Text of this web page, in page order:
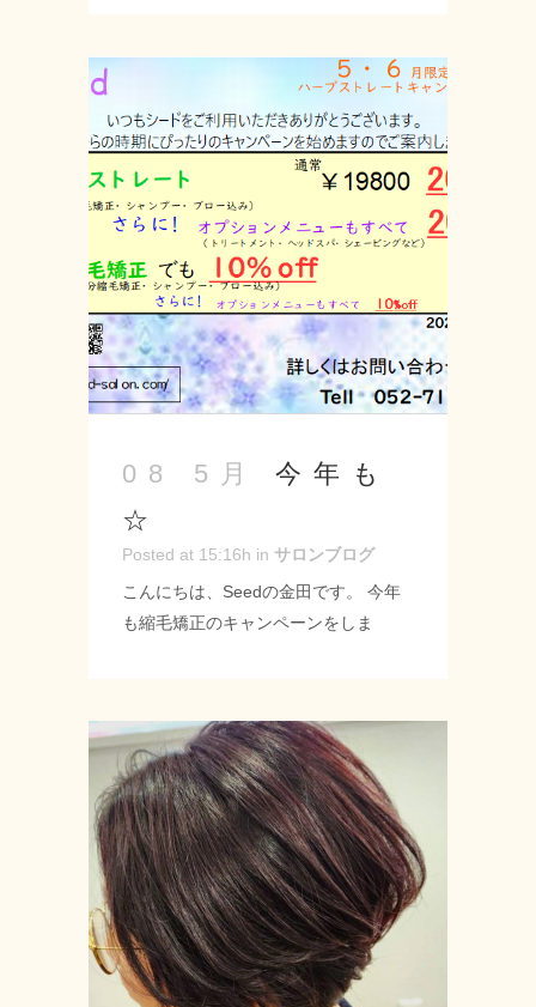
できます☆ スーッとするシャンプーが
苦手な方はいつもどおりのシャンプー
でもできます！！ これからの時期にお
すすめのシャンプーなので是非体験し
てみてください♪ --------------------
Seed-シード- 〒 名古屋市緑区神の倉
3-2 Tel 052-715-9733 営業時間 9：
00～19：00 定休日 月曜・第2第3火
曜日 URL: https://seed-salon.com/ #
緑区 #神の倉 #シード #美容室 #理容室
#美容師 #理容師 #ヘアサロン #スタイ
ンプー ...
08 5月
今年も
☆
Posted at 15:16h in サロンブログ
こんにちは、Seedの金田です。 今年
も縮毛矯正のキャンペーンをしま
ります♪ これから暑さや雨での湿気が
増えてくるのでオススメメニューです
☆ この機会にぜひご利用ください。 --
------------------ Seed-シード- 〒 名古
屋市緑区神の倉3-2 Tel 052-715-
9733 営業時間 9：00～19：00 定休
日 月曜・第2第3火曜日 URL:
https://seed-salon.com/ #緑区 #神の倉
#シード #美容室 #理容室 #美容師 #理